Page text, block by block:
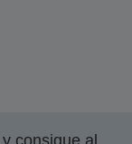
consigue al